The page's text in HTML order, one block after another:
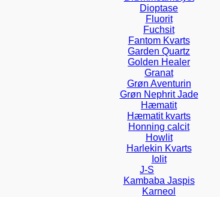
Dioptase
Fluorit
Fuchsit
Fantom Kvarts
Garden Quartz
Golden Healer
Granat
Grøn Aventurin
Grøn Nephrit Jade
Hæmatit
Hæmatit kvarts
Honning calcit
Howlit
Harlekin Kvarts
Iolit
J-S
Kambaba Jaspis
Karneol